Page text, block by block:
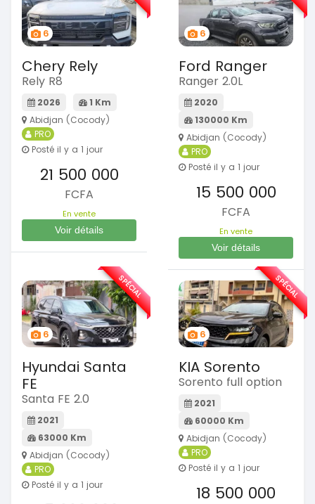
6
Chery Rely
Rely R8
2026
1 Km
Abidjan (Cocody)
PRO
Posté il y a 1 jour
21 500 000
FCFA
En vente
Voir détails
6
Ford Ranger
Ranger 2.0L
2020
130000 Km
Abidjan (Cocody)
PRO
Posté il y a 1 jour
15 500 000
FCFA
En vente
Voir détails
6
Hyundai Santa
FE
Santa FE 2.0
2021
63000 Km
Abidjan (Cocody)
PRO
Posté il y a 1 jour
SPÉCIAL
6
KIA Sorento
Sorento full option
2021
60000 Km
Abidjan (Cocody)
PRO
Posté il y a 1 jour
18 500 000
SPÉCIAL